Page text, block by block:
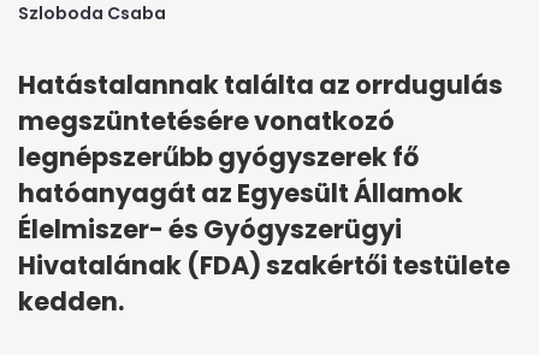
Szloboda Csaba
Hatástalannak találta az orrdugulás
megszüntetésére vonatkozó
legnépszerűbb gyógyszerek fő
hatóanyagát az Egyesült Államok
Élelmiszer- és Gyógyszerügyi
Hivatalának (FDA) szakértői testülete
kedden.